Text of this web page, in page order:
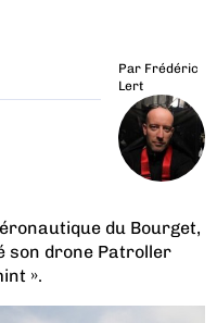
Par Frédéric
Lert
du Bourget,
son drone Patroller
».